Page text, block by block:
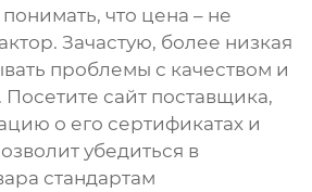
что цена – не
Зачастую, более низкая
проблемы с качеством и
сайт поставщика,
о его сертификатах и
убедиться в
стандартам